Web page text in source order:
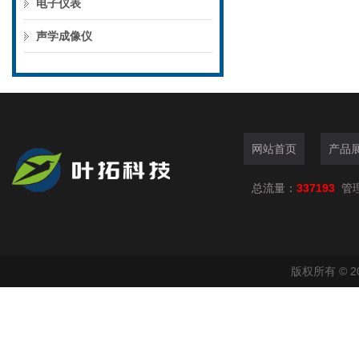
电子仪表
声学成像仪
网站首页 产品
总流量： 337193 管
版权所有 ©